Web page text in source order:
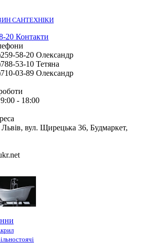
САНТЕХНІКИ
20 Контакти
58-20 Олександр
53-10 Тетяна
03-89 Олександр
- 18:00
Львів, вул. Щирецька 36, Будмаркет,